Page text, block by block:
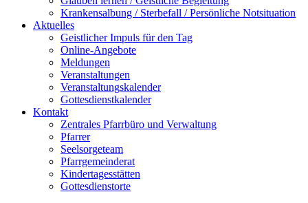
Krankensalbung / Sterbefall / Persönliche Notsituation
Aktuelles
Geistlicher Impuls für den Tag
Online-Angebote
Meldungen
Veranstaltungen
Veranstaltungskalender
Gottesdienstkalender
Kontakt
Zentrales Pfarrbüro und Verwaltung
Pfarrer
Seelsorgeteam
Pfarrgemeinderat
Kindertagesstätten
Gottesdienstorte